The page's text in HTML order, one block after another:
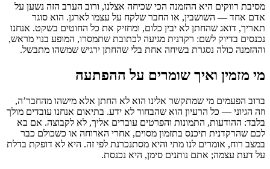
מסיבת רווקים היא ההזמנה הכי שכיחה אצלנו, ורוב הערב הזה נשען על
אדם אחד — השושבין, או החבר שלקח על עצמו לארגן. הוא סוגר
תאריך, דואג שהחתן לא יבין כלום, ומחזיק את כל החוטים בשקט. אנחנו
נכנסים בדיוק לשם: רקדנית מגיעה לכתובת שתמסרו, המופע בנוי מראש,
וההזמנה כולה נסגרת בשיחה אחת בלי שהחתן ירגיש שמשהו מתבשל.
מי מזמין ואיך שומרים על ההפתעה
ברוב הפעמים מי שמתקשר אלינו הוא לא החתן אלא מישהו מהחבר’ה,
וזה הגיוני — כל הרעיון הוא שהבחור לא ידע. בתיאום אנחנו עובדים מולך
בלבד: ההודעות, התמונות והפרטים עוברים אליך, לא לקבוצה. אם בא
לכם שהרקדנית תיכנס בתזמון מסוים, אחרי הארוחה או כשכולם כבר
במצב רוח, אומרים לנו מתי והיא מסתנכרנת לפי זה. היא לא דופקת בדלת
על דעת עצמה; אתם נותנים סימן, היא נכנסת.